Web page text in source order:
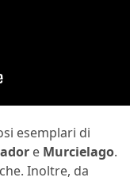
esemplari di
e Murcielago.
Inoltre, da